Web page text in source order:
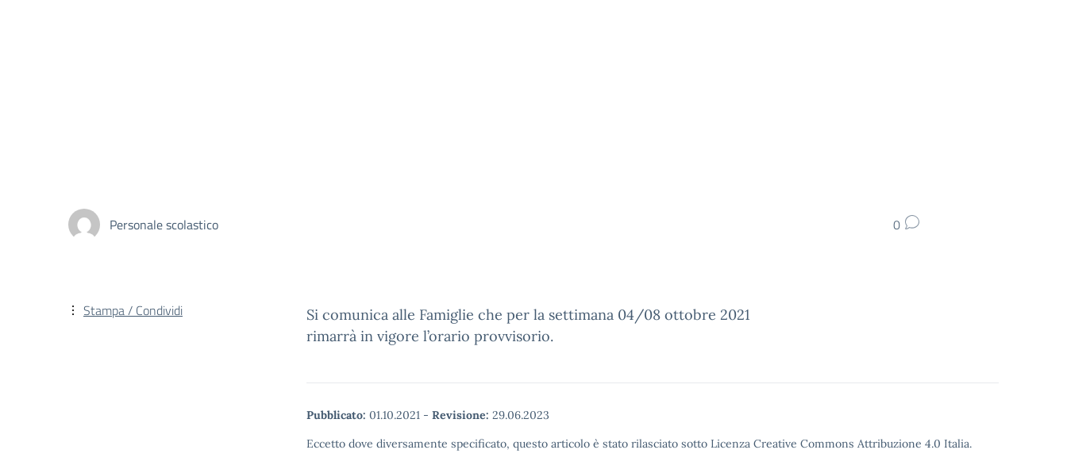
Personale scolastico 0
Si comunica alle Famiglie che per la settimana 04/08 ottobre 2021
rimarrà in vigore l’orario provvisorio.
Pubblicato: 01.10.2021 - Revisione: 29.06.2023
Eccetto dove diversamente specificato, questo articolo è stato rilasciato sotto Licenza Creative Commons Attribuzione 4.0 Italia.
Stampa / Condividi